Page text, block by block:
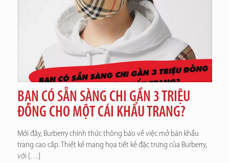
BẠN CÓ SẴN SÀNG CHI GẦN 3 TRIỆU
ĐỒNG CHO MỘT CÁI KHẨU TRANG?
Mới đây, Burberry chính thức thông báo về việc mở bán khẩu
trang cao cấp. Thiết kế mang họa tiết kẻ đặc trưng của Burberry,
với […]